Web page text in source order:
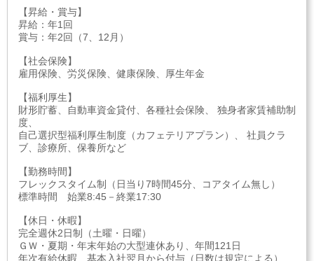
【昇給・賞与】
昇給：年1回
賞与：年2回（7、12月）
【社会保険】
雇用保険、労災保険、健康保険、厚生年金
【福利厚生】
財形貯蓄、自動車資金貸付、各種社会保険、 独身者家賃補助制
度、
自己選択型福利厚生制度（カフェテリアプラン）、 社員クラ
ブ、診療所、保養所など
【勤務時間】
フレックスタイム制（日当り7時間45分、コアタイム無し）
標準時間 始業8:45－終業17:30
【休日・休暇】
完全週休2日制（土曜・日曜）
ＧＷ・夏期・年末年始の大型連休あり、年間121日
年次有給休暇 基本入社翌月から付与（日数は規定による）